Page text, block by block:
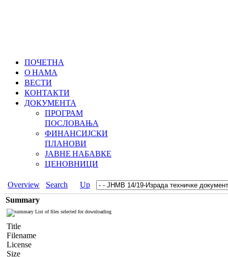
ПОЧЕТНА
О НАМА
ВЕСТИ
КОНТАКТИ
ДОКУМЕНТА
ПРОГРАМ
ПОСЛОВАЊА
ФИНАНСИЈСКИ
ПЛАНОВИ
ЈАВНЕ НАБАВКЕ
ЦЕНОВНИЦИ
Overview Search
Up
Summary
List of files selected for downloading
Title
Filename
License
Size